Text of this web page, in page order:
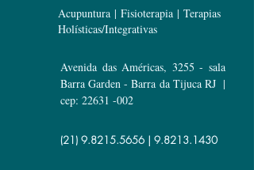
Acupuntura | Fisioterapia | Terapias
Holísticas/Integrativas
Avenida das Américas, 3255 - sala
Barra Garden - Barra da Tijuca RJ |
cep: 22631 -002
(21) 9.8215.5656 | 9.8213.1430